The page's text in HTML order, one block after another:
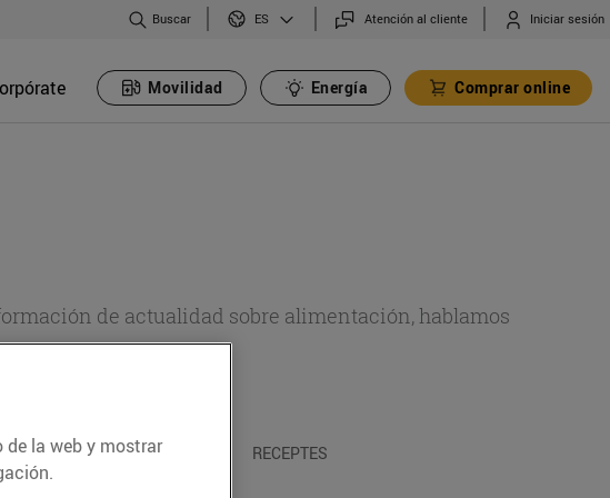
Buscar ES Atención al cliente Iniciar sesión
Movilidad Energía Comprar online
de actualidad sobre alimentación, hablamos
GASTRONOMIA I TRADICIONS RECEPTES
de la web y mostrar